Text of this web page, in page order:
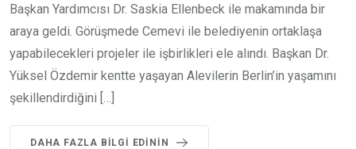
Başkan Yardımcısı Dr. Saskia Ellenbeck ile makamında bir
araya geldi. Görüşmede Cemevi ile belediyenin ortaklaşa
yapabilecekleri projeler ile işbirlikleri ele alındı. Başkan Dr.
Yüksel Özdemir kentte yaşayan Alevilerin Berlin’in yaşamını
şekillendirdiğini […]
DAHA FAZLA BILGI EDININ